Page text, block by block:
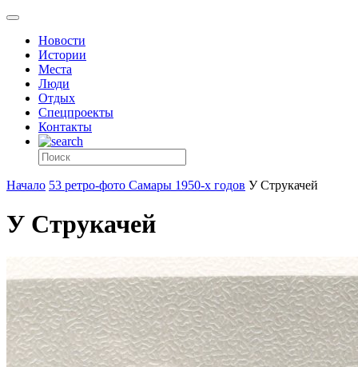
Новости
Истории
Места
Люди
Отдых
Спецпроекты
Контакты
Начало 53 ретро-фото Самары 1950-х годов У Струкачей
У Струкачей